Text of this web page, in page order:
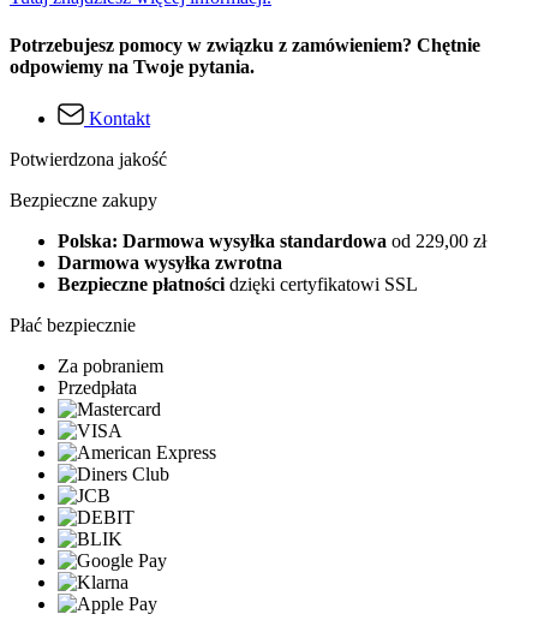
Potrzebujesz pomocy w związku z zamówieniem? Chętnie
odpowiemy na Twoje pytania.
Kontakt
Potwierdzona jakość
Bezpieczne zakupy
Polska: Darmowa wysyłka standardowa od 229,00 zł
Darmowa wysyłka zwrotna
Bezpieczne płatności dzięki certyfikatowi SSL
Płać bezpiecznie
Za pobraniem
Przedpłata